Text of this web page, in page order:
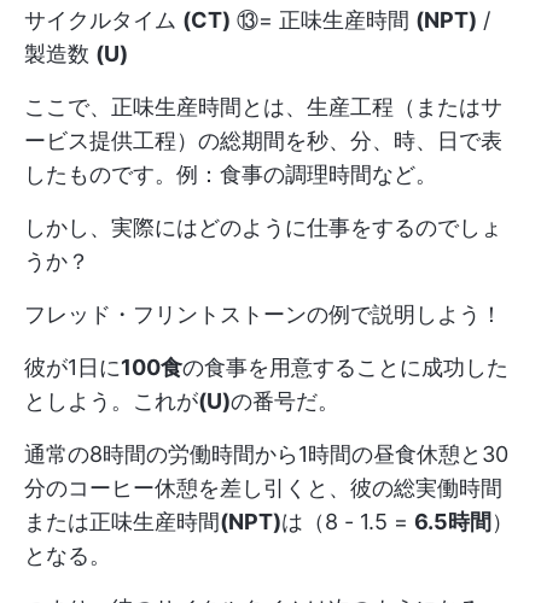
サイクルタイム (CT) ⑬= 正味生産時間 (NPT) /
製造数 (U)
ここで、正味生産時間とは、生産工程（またはサ
ービス提供工程）の総期間を秒、分、時、日で表
したものです。例：食事の調理時間など。
しかし、実際にはどのように仕事をするのでしょ
うか？
フレッド・フリントストーンの例で説明しよう！
彼が1日に100食の食事を用意することに成功した
としよう。これが(U)の番号だ。
通常の8時間の労働時間から1時間の昼食休憩と30
分のコーヒー休憩を差し引くと、彼の総実働時間
または正味生産時間(NPT)は（8 - 1.5 = 6.5時間 ）
となる。